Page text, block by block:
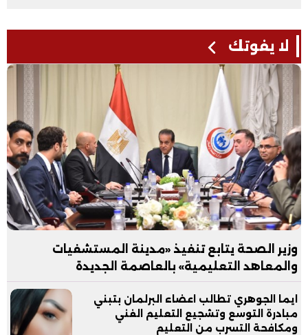
لا يفوتك
وزير الصحة يتابع تنفيذ «مدينة المستشفيات
والمعاهد التعليمية» بالعاصمة الجديدة
ايما الجوهري تطالب اعضاء البرلمان بتبني
مبادرة التوسع وتشجيع التعليم الفني
ومكافحة التسرب من التعليم